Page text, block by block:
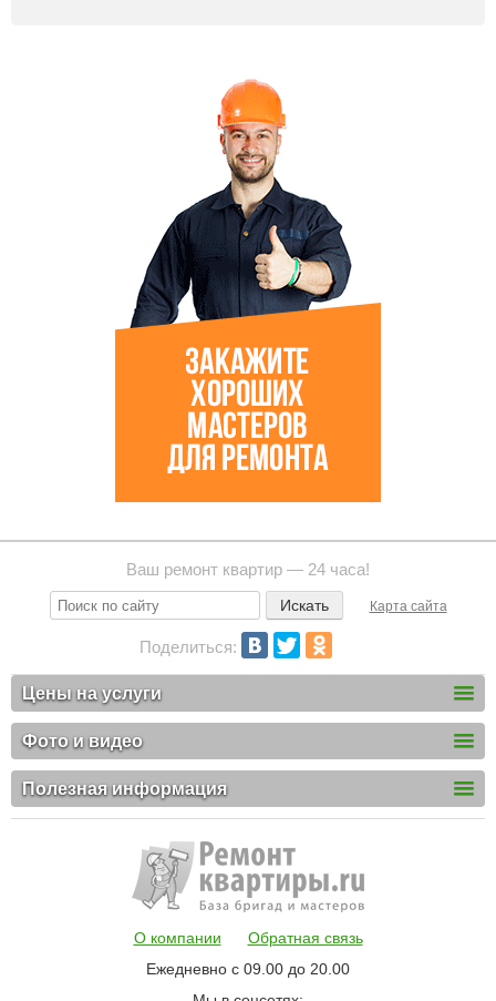
Ваш ремонт квартир — 24 часа!
Карта сайта
Поделиться:
Цены на услуги
Фото и видео
Полезная информация
О компании
Обратная связь
Ежедневно с 09.00 до 20.00